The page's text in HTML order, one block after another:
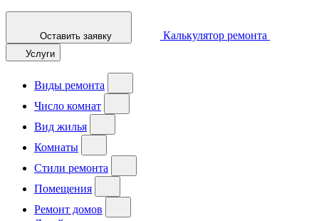
Оставить заявку Калькулятор ремонта
Услуги
Виды ремонта
Число комнат
Вид жилья
Комнаты
Стили ремонта
Помещения
Ремонт домов